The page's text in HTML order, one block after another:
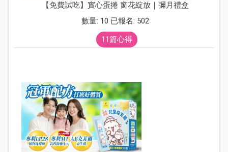
【免費試吃】實心蛋捲 窗花綻放｜彌月禮盒
數量: 10 已報名: 502
11篇心得